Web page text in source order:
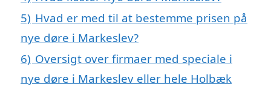
5) Hvad er med til at bestemme prisen på
nye døre i Markeslev?
6) Oversigt over firmaer med speciale i
nye døre i Markeslev eller hele Holbæk